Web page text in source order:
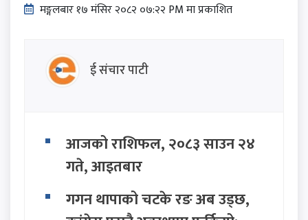
मङ्गलबार १७ मंसिर २०८२ ०७:२२ PM मा प्रकाशित
ई संचार पाटी
आजको राशिफल, २०८३ साउन २४
गते, आइतबार
गगन थापाको चटके रङ अब उड्छ,